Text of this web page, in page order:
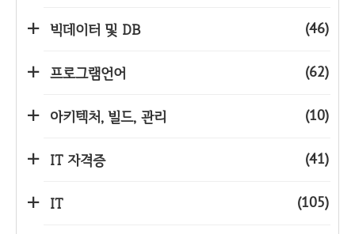
빅데이터 및 DB (46)
프로그램언어 (62)
아키텍처, 빌드, 관리 (10)
IT 자격증 (41)
IT (105)